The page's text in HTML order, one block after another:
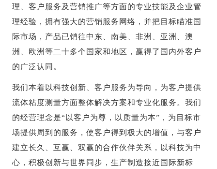
理、客户服务及营销推广等方面的专业技能及企业管
理经验，拥有强大的营销服务网络，并把目标瞄准国
际市场，产品已销往中东、南美、非洲、亚洲、澳
洲、欧洲等二十多个国家和地区，赢得了国内外客户
的广泛认同。
我们本着以科技创新、客户服务为导向，为客户提供
流体粘度测量方面整体解决方案和专业化服务。我们
的经营理念是“以客户为尊，以质量为本”，为目标市
场提供周到的服务，使客户得到极大的增值，与客户
建立长久、互赢、双赢的合作伙伴关系，以科技为中
心，积极创新与世界同步，生产制造接近国际新标